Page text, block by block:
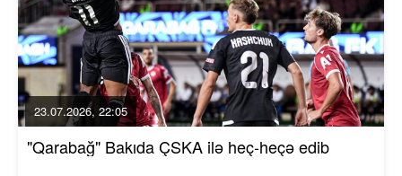
23.07.2026, 22:05
"Qarabağ" Bakıda ÇSKA ilə heç-heçə edib